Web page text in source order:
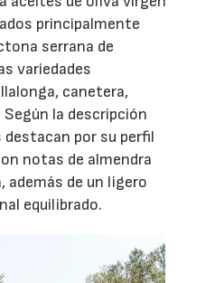
principalmente
serrana de
variedades
canetera,
la descripción
por su perfil
notas de almendra
además de un ligero
equilibrado.